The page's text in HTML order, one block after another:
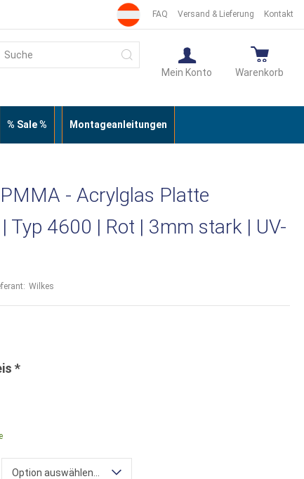
FAQ Versand & Lieferung Kontakt
Warenkorb
Mein Konto
% Sale % Montageanleitungen
- Acrylglas Platte
Typ 4600 | Rot | 3mm stark | UV-
Wilkes
Option auswählen...